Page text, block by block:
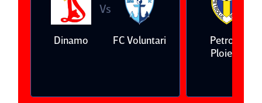
Dinamo
Vs
FC Voluntari
Petrolul
Ploieşti